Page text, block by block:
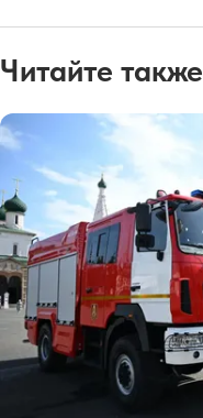
Читайте также